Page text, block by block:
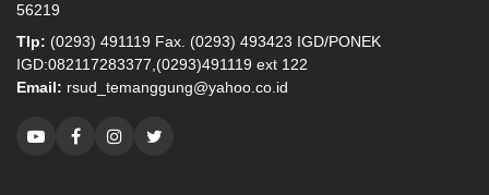
56219
Tlp: (0293) 491119 Fax. (0293) 493423 IGD/PONEK
IGD:082117283377,(0293)491119 ext 122
Email: rsud_temanggung@yahoo.co.id